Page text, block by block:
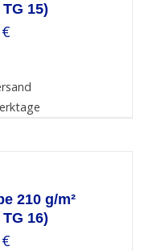
15)
€
210 g/m²
16)
€